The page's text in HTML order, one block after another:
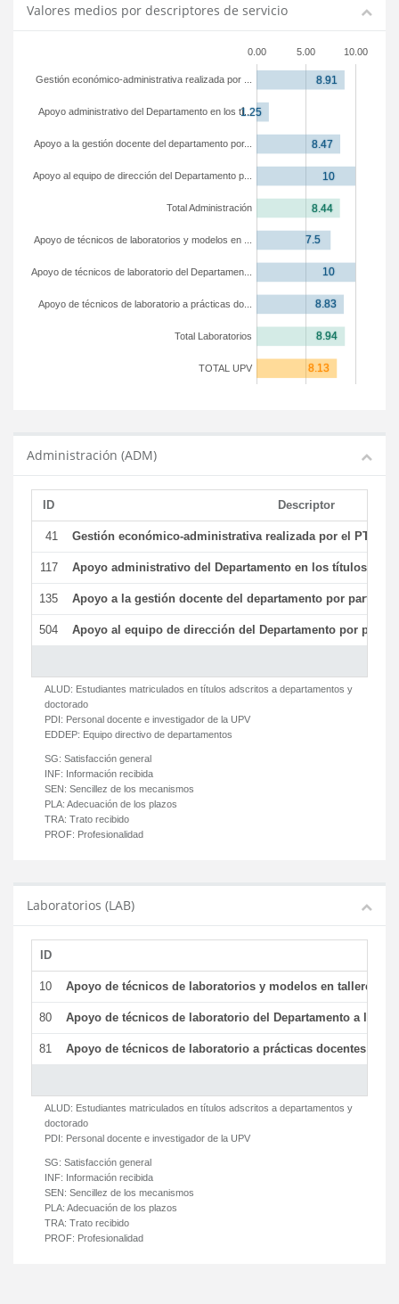
Valores medios por descriptores de servicio
0.00 5.00 10.00
TOTAL UPV
Total Laboratorios
Apoyo de técnicos de laboratorio a prácticas do...
Apoyo de técnicos de laboratorio del Departamen...
Apoyo de técnicos de laboratorios y modelos en ...
Total Administración
Apoyo al equipo de dirección del Departamento p...
Apoyo a la gestión docente del departamento por...
Apoyo administrativo del Departamento en los tí...
Gestión económico-administrativa realizada por ...
Administración (ADM)
ID Descriptor
41 Gestión económico-administrativa realizada por el PTGAS
117 Apoyo administrativo del Departamento en los títulos de
135 Apoyo a la gestión docente del departamento por parte
504 Apoyo al equipo de dirección del Departamento por parte
ALUD: Estudiantes matriculados en títulos adscritos a departamentos y
doctorado
PDI: Personal docente e investigador de la UPV
EDDEP: Equipo directivo de departamentos
SG: Satisfacción general
INF: Información recibida
SEN: Sencillez de los mecanismos
PLA: Adecuación de los plazos
TRA: Trato recibido
PROF: Profesionalidad
Laboratorios (LAB)
ID
10 Apoyo de técnicos de laboratorios y modelos en talleres/
80 Apoyo de técnicos de laboratorio del Departamento a la
81 Apoyo de técnicos de laboratorio a prácticas docentes y
ALUD: Estudiantes matriculados en títulos adscritos a departamentos y
doctorado
PDI: Personal docente e investigador de la UPV
SG: Satisfacción general
INF: Información recibida
SEN: Sencillez de los mecanismos
PLA: Adecuación de los plazos
TRA: Trato recibido
PROF: Profesionalidad